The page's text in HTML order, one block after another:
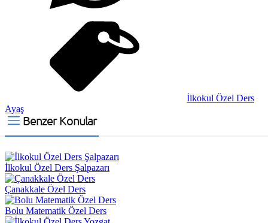
İlkokul Özel Ders
Ayaş
Benzer Konular
İlkokul Özel Ders Şalpazarı
Çanakkale Özel Ders
Bolu Matematik Özel Ders